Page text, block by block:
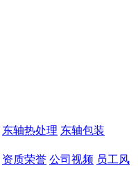
东轴热处理 东轴包装
资质荣誉 公司视频 员工风